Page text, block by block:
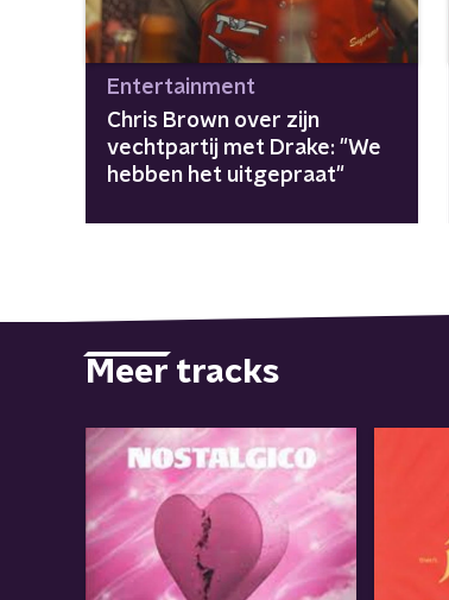
Entertainment
Chris Brown over zijn
vechtpartij met Drake: "We
hebben het uitgepraat"
Meer tracks